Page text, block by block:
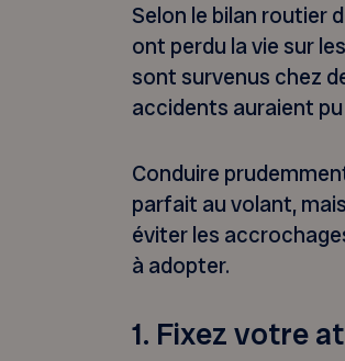
Selon le bilan routier
ont perdu la vie sur
sont survenus chez
accidents auraient
Conduire
parfait au volant,
éviter les
à adopter.
1. Fixez votre